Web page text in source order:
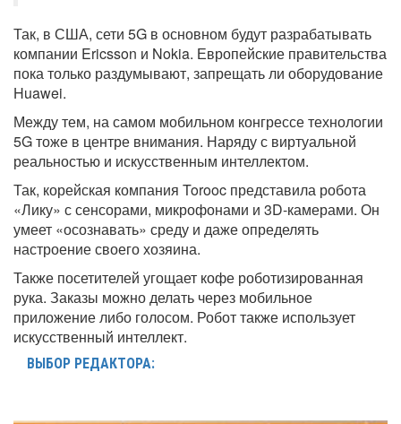
Так, в США, сети 5G в основном будут разрабатывать
компании Ericsson и Nokia. Европейские правительства
пока только раздумывают, запрещать ли оборудование
Huawei.
Между тем, на самом мобильном конгрессе технологии
5G тоже в центре внимания. Наряду с виртуальной
реальностью и искусственным интеллектом.
Так, корейская компания Torooc представила робота
«Лику» с сенсорами, микрофонами и 3D-камерами. Он
умеет «осознавать» среду и даже определять
настроение своего хозяина.
Также посетителей угощает кофе роботизированная
рука. Заказы можно делать через мобильное
приложение либо голосом. Робот также использует
искусственный интеллект.
ВЫБОР РЕДАКТОРА: